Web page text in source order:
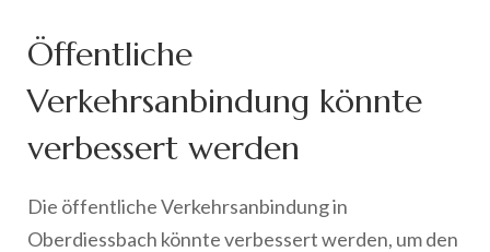
Öffentliche
Verkehrsanbindung könnte
verbessert werden
Die öffentliche Verkehrsanbindung in
Oberdiessbach könnte verbessert werden, um den